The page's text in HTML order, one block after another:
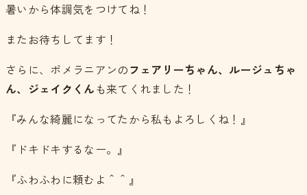
暑いから体調気をつけてね！
またお待ちしてます！
さらに、ポメラニアンのフェアリーちゃん、ルージュちゃ
ん、ジェイクくんも来てくれました！
『みんな綺麗になってたから私もよろしくね！』
『ドキドキするなー。』
『ふわふわに頼むよ＾＾』